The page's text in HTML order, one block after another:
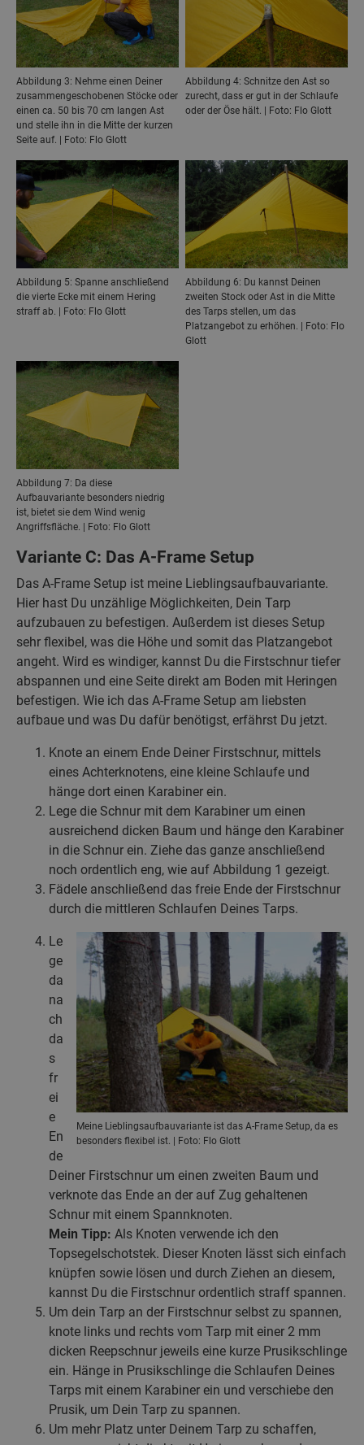
Abbildung 3: Nehme einen Deiner
zusammengeschobenen Stöcke oder
einen ca. 50 bis 70 cm langen Ast
und stelle ihn in die Mitte der kurzen
Seite auf. | Foto: Flo Glott
Abbildung 4: Schnitze den Ast so
zurecht, dass er gut in der Schlaufe
oder der Öse hält. | Foto: Flo Glott
Abbildung 5: Spanne anschließend
die vierte Ecke mit einem Hering
straff ab. | Foto: Flo Glott
Abbildung 6: Du kannst Deinen
zweiten Stock oder Ast in die Mitte
des Tarps stellen, um das
Platzangebot zu erhöhen. | Foto: Flo
Glott
Abbildung 7: Da diese
Aufbauvariante besonders niedrig
ist, bietet sie dem Wind wenig
Angriffsfläche. | Foto: Flo Glott
Variante C: Das A-Frame Setup
Das A-Frame Setup ist meine Lieblingsaufbauvariante.
Hier hast Du unzählige Möglichkeiten, Dein Tarp
aufzubauen zu befestigen. Außerdem ist dieses Setup
sehr flexibel, was die Höhe und somit das Platzangebot
angeht. Wird es windiger, kannst Du die Firstschnur tiefer
abspannen und eine Seite direkt am Boden mit Heringen
befestigen. Wie ich das A-Frame Setup am liebsten
aufbaue und was Du dafür benötigst, erfährst Du jetzt.
Knote an einem Ende Deiner Firstschnur, mittels
eines Achterknotens, eine kleine Schlaufe und
hänge dort einen Karabiner ein.
Lege die Schnur mit dem Karabiner um einen
ausreichend dicken Baum und hänge den Karabiner
in die Schnur ein. Ziehe das ganze anschließend
noch ordentlich eng, wie auf Abbildung 1 gezeigt.
Fädele anschließend das freie Ende der Firstschnur
durch die mittleren Schlaufen Deines Tarps.
Meine Lieblingsaufbauvariante ist das A-Frame Setup, da es
besonders flexibel ist. | Foto: Flo Glott
Le
ge
da
na
ch
da
s
fr
ei
e
En
de
Deiner Firstschnur um einen zweiten Baum und
verknote das Ende an der auf Zug gehaltenen
Schnur mit einem Spannknoten.
Mein Tipp: Als Knoten verwende ich den
Topsegelschotstek. Dieser Knoten lässt sich einfach
knüpfen sowie lösen und durch Ziehen an diesem,
kannst Du die Firstschnur ordentlich straff spannen.
Um dein Tarp an der Firstschnur selbst zu spannen,
knote links und rechts vom Tarp mit einer 2 mm
dicken Reepschnur jeweils eine kurze Prusikschlinge
ein. Hänge in Prusikschlinge die Schlaufen Deines
Tarps mit einem Karabiner ein und verschiebe den
Prusik, um Dein Tarp zu spannen.
Um mehr Platz unter Deinem Tarp zu schaffen,